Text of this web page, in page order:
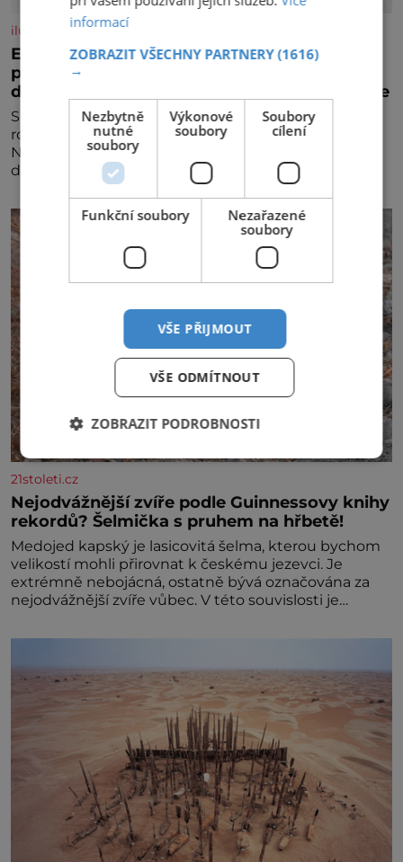
iluxus.cz
Emirates a South African Airways rozšiřují
partnerství. Cestujícím nově zpřístupní
dalších devět destinací v jižní a střední Africe
Společnosti Emirates a South African Airways (SAA)
rozšiřují svou dlouholetou codesharovou spolupráci.
Nová reciproční dohoda zpřístupní cestujícím devět
dalších destinací v jižní a střední Africe a u
21stoleti.cz
Nejodvážnější zvíře podle Guinnessovy knihy
rekordů? Šelmička s pruhem na hřbetě!
Medojed kapský je lasicovitá šelma, kterou bychom
velikostí mohli přirovnat k českému jezevci. Je
extrémně nebojácná, ostatně bývá označována za
nejodvážnější zvíře vůbec. V této souvislosti je
informací
ZOBRAZIT VŠECHNY PARTNERY(1616)
→
Nezbytně
nutné
soubory
Výkonové
soubory
Soubory
cílení
Funkční soubory
Nezařazené
soubory
VŠE PŘIJMOUT
VŠE ODMÍTNOUT
ZOBRAZIT PODROBNOSTI